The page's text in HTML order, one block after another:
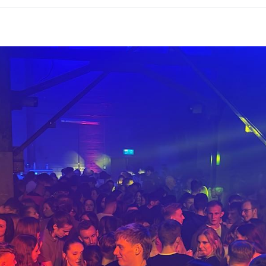
feiern mit dem RSV im Bönener